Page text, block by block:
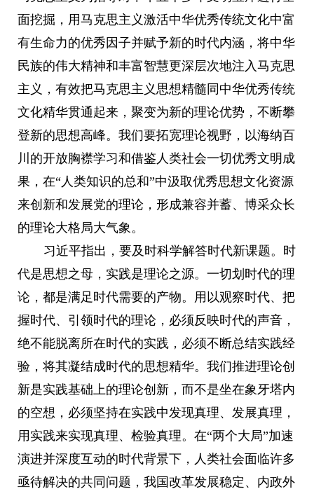
面挖掘，用马克思主义激活中华优秀传统文化中富
有生命力的优秀因子并赋予新的时代内涵，将中华
民族的伟大精神和丰富智慧更深层次地注入马克思
主义，有效把马克思主义思想精髓同中华优秀传统
文化精华贯通起来，聚变为新的理论优势，不断攀
登新的思想高峰。我们要拓宽理论视野，以海纳百
川的开放胸襟学习和借鉴人类社会一切优秀文明成
果，在“人类知识的总和”中汲取优秀思想文化资源
来创新和发展党的理论，形成兼容并蓄、博采众长
的理论大格局大气象。
习近平指出，要及时科学解答时代新课题。时
代是思想之母，实践是理论之源。一切划时代的理
论，都是满足时代需要的产物。用以观察时代、把
握时代、引领时代的理论，必须反映时代的声音，
绝不能脱离所在时代的实践，必须不断总结实践经
验，将其凝结成时代的思想精华。我们推进理论创
新是实践基础上的理论创新，而不是坐在象牙塔内
的空想，必须坚持在实践中发现真理、发展真理，
用实践来实现真理、检验真理。在“两个大局”加速
演进并深度互动的时代背景下，人类社会面临许多
亟待解决的共同问题，我国改革发展稳定、内政外